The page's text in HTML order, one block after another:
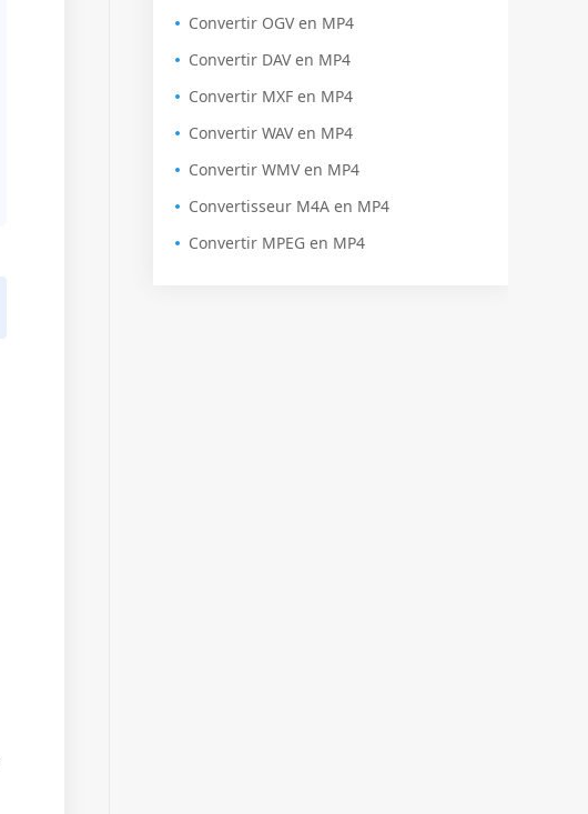
Convertir OGV en MP4
Convertir DAV en MP4
Convertir MXF en MP4
Convertir WAV en MP4
Convertir WMV en MP4
Convertisseur M4A en MP4
Convertir MPEG en MP4